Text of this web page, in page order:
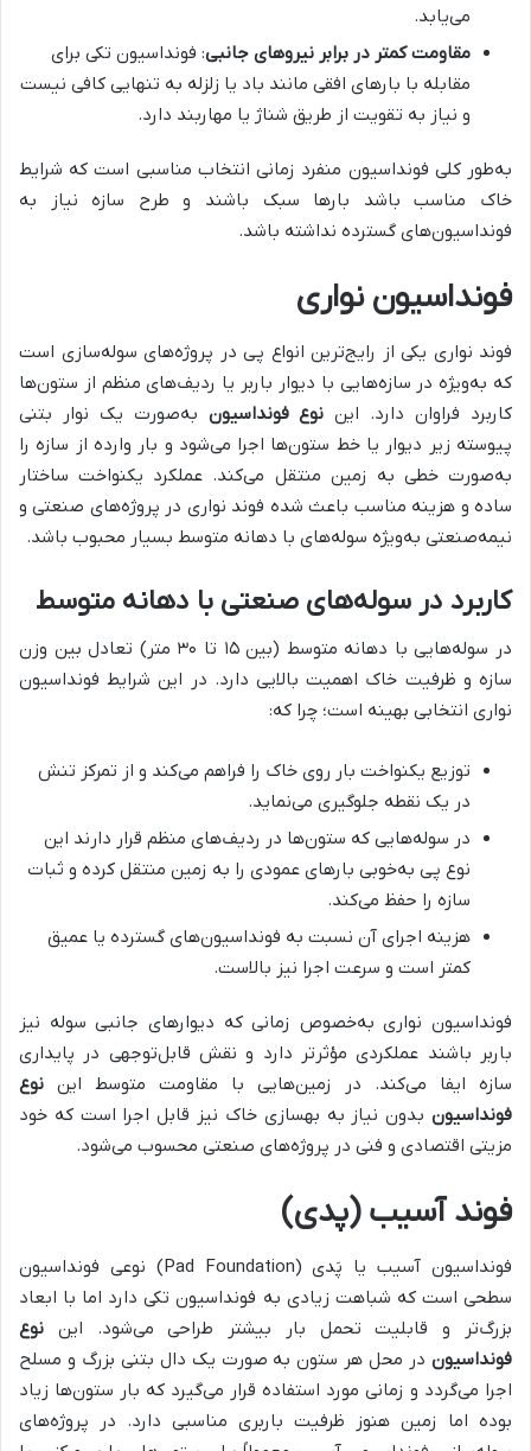
می‌یابد.
مقاومت کمتر در برابر نیروهای جانبی: فونداسیون تکی برای
مقابله با بارهای افقی مانند باد یا زلزله به تنهایی کافی نیست
و نیاز به تقویت از طریق شناژ یا مهاربند دارد.
به‌طور کلی فونداسیون منفرد زمانی انتخاب مناسبی است که شرایط
خاک مناسب باشد بارها سبک باشند و طرح سازه نیاز به
فونداسیون‌های گسترده نداشته باشد.
فونداسیون نواری
فوند نواری یکی از رایج‌ترین انواع پی در پروژه‌های سوله‌سازی است
که به‌ویژه در سازه‌هایی با دیوار باربر یا ردیف‌های منظم از ستون‌ها
کاربرد فراوان دارد. این نوع فونداسیون به‌صورت یک نوار بتنی
پیوسته زیر دیوار یا خط ستون‌ها اجرا می‌شود و بار وارده از سازه را
به‌صورت خطی به زمین منتقل می‌کند. عملکرد یکنواخت ساختار
ساده و هزینه مناسب باعث شده فوند نواری در پروژه‌های صنعتی و
نیمه‌صنعتی به‌ویژه سوله‌های با دهانه متوسط بسیار محبوب باشد.
کاربرد در سوله‌های صنعتی با دهانه متوسط
در سوله‌هایی با دهانه متوسط (بین ۱۵ تا ۳۰ متر) تعادل بین وزن
سازه و ظرفیت خاک اهمیت بالایی دارد. در این شرایط فونداسیون
نواری انتخابی بهینه است؛ چرا که:
توزیع یکنواخت بار روی خاک را فراهم می‌کند و از تمرکز تنش
در یک نقطه جلوگیری می‌نماید.
در سوله‌هایی که ستون‌ها در ردیف‌های منظم قرار دارند این
نوع پی به‌خوبی بارهای عمودی را به زمین منتقل کرده و ثبات
سازه را حفظ می‌کند.
هزینه اجرای آن نسبت به فونداسیون‌های گسترده یا عمیق
کمتر است و سرعت اجرا نیز بالاست.
فونداسیون نواری به‌خصوص زمانی که دیوارهای جانبی سوله نیز
باربر باشند عملکردی مؤثرتر دارد و نقش قابل‌توجهی در پایداری
سازه ایفا می‌کند. در زمین‌هایی با مقاومت متوسط این نوع
فونداسیون بدون نیاز به بهسازی خاک نیز قابل اجرا است که خود
مزیتی اقتصادی و فنی در پروژه‌های صنعتی محسوب می‌شود.
فوند آسیب (پدی)
فونداسیون آسیب یا پَدی (Pad Foundation) نوعی فونداسیون
سطحی است که شباهت زیادی به فونداسیون تکی دارد اما با ابعاد
بزرگ‌تر و قابلیت تحمل بار بیشتر طراحی می‌شود. این نوع
فونداسیون در محل هر ستون به صورت یک دال بتنی بزرگ و مسلح
اجرا می‌گردد و زمانی مورد استفاده قرار می‌گیرد که بار ستون‌ها زیاد
بوده اما زمین هنوز ظرفیت باربری مناسبی دارد. در پروژه‌های